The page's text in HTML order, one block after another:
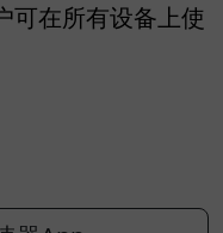
可在所有设备上使